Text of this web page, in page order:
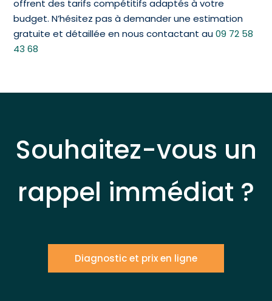
offrent des tarifs compétitifs adaptés à votre
budget. N’hésitez pas à demander une estimation
gratuite et détaillée en nous contactant au09 72 58
43 68
Souhaitez-vous un
rappel immédiat ?
Diagnostic et prix en ligne